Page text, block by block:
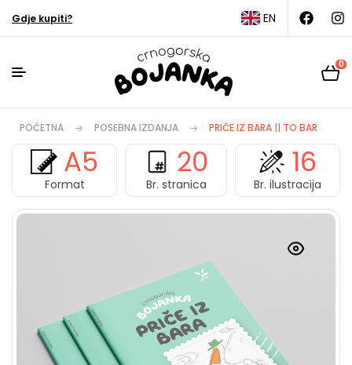
Gdje kupiti? EN
0
A5
Format
20
Br. stranica
16
Br. ilustracija
POČETNA POSEBNA IZDANJA PRIČE IZ BARA || TO BAR